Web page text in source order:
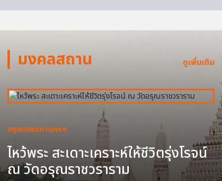
มงคลสถาน ดูเพิ่มเติม
กรุงเทพมหานครฯ
ไหว้พระ สะเดาะเคราะห์ให้ชีวิตรุ่งโรจน์
ณ วัดอรุณราชวราราม